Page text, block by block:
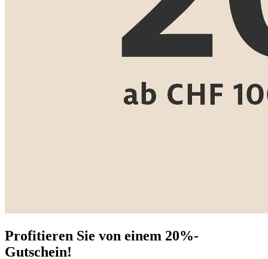
Profitieren Sie von einem 20%-
Gutschein!